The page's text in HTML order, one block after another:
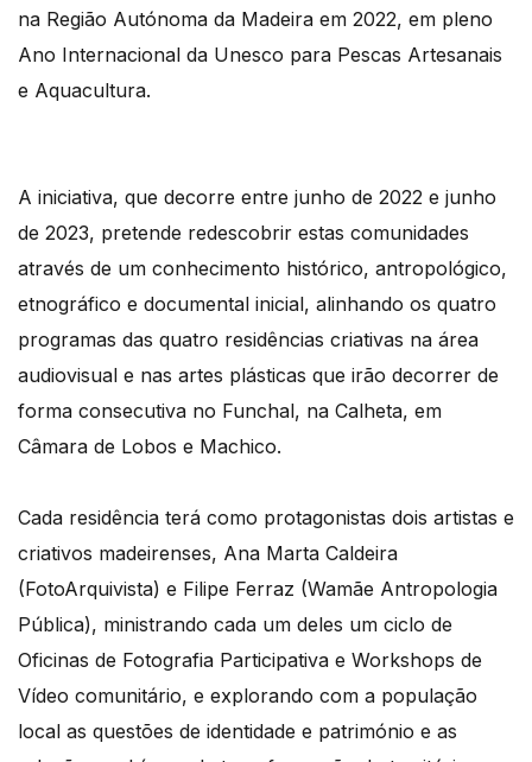
na Região Autónoma da Madeira em 2022, em pleno
Ano Internacional da Unesco para Pescas Artesanais
e Aquacultura.
A iniciativa, que decorre entre junho de 2022 e junho
de 2023, pretende redescobrir estas comunidades
através de um conhecimento histórico, antropológico,
etnográfico e documental inicial, alinhando os quatro
programas das quatro residências criativas na área
audiovisual e nas artes plásticas que irão decorrer de
forma consecutiva no Funchal, na Calheta, em
Câmara de Lobos e Machico.
Cada residência terá como protagonistas dois artistas e
criativos madeirenses, Ana Marta Caldeira
(FotoArquivista) e Filipe Ferraz (Wamãe Antropologia
Pública), ministrando cada um deles um ciclo de
Oficinas de Fotografia Participativa e Workshops de
Vídeo comunitário, e explorando com a população
local as questões de identidade e património e as